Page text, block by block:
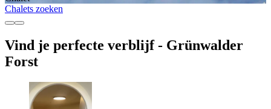
Chalets zoeken
Vind je perfecte verblijf - Grünwalder
Forst